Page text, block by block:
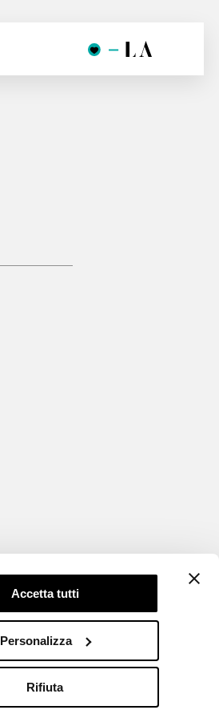
Accetta tutti
Personalizza
Rifiuta